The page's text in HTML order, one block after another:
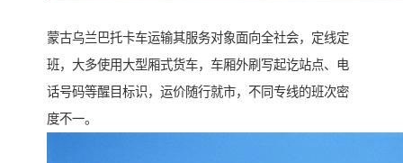
蒙古乌兰巴托卡车运输其服务对象面向全社会，定线定
班，大多使用大型厢式货车，车厢外刷写起讫站点、电
话号码等醒目标识，运价随行就市，不同专线的班次密
度不一。